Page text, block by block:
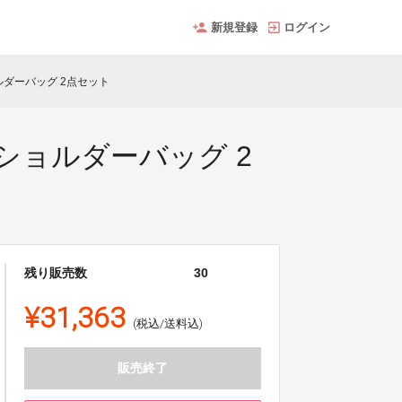
新規登録 ログイン
ーバッグ 2点セット
ョルダーバッグ 2
残り販売数 30
¥31,363 (税込/送料込)
販売終了